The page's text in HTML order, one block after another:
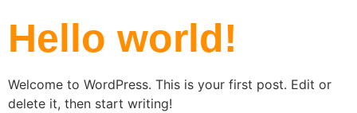
Hello world!
Welcome to WordPress. This is your first post. Edit or
delete it, then start writing!